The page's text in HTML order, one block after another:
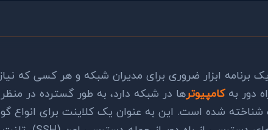
برنامه ابزار ضروری برای مدیران شبکه و هر کسی که
دور بهکامپیوترها در شبکه دارد، به طور گسترده در
شناخته شده است. این به عنوان یک کلاینت برای انواع